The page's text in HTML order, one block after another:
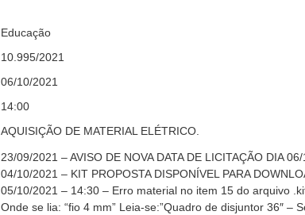
Educação
10.995/2021
06/10/2021
14:00
AQUISIÇÃO DE MATERIAL ELÉTRICO.
23/09/2021 – AVISO DE NOVA DATA DE LICITAÇÃO DIA
04/10/2021 – KIT PROPOSTA DISPONÍVEL PARA
05/10/2021 – 14:30 – Erro material no item 15 do arquivo
Onde se lia: “fio 4 mm” Leia-se:”Quadro de disjuntor 36″ –